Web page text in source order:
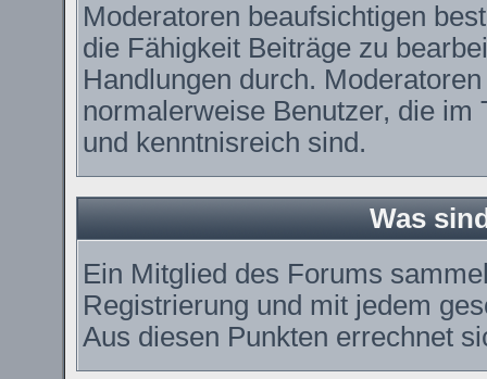
Moderatoren beaufsichtigen
die Fähigkeit Beiträge zu
Handlungen durch.
normalerweise Benutzer, die
und kenntnisreich sind.
Was
Ein Mitglied des Forums
Registrierung und mit jedem
Aus diesen Punkten errechnet